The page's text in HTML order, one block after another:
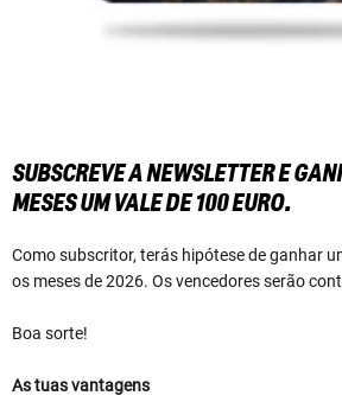
SUBSCREVE A NEWSLETTER E
MESES UM VALE DE 100 EURO.
Como subscritor, terás hipótese de ganhar
os meses de 2026. Os vencedores serão
Boa sorte!
As tuas vantagens